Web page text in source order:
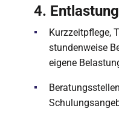
4.
Kurzzeitpflege,
stundenweise
eigene